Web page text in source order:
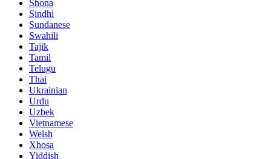
Shona
Sindhi
Sundanese
Swahili
Tajik
Tamil
Telugu
Thai
Ukrainian
Urdu
Uzbek
Vietnamese
Welsh
Xhosa
Yiddish